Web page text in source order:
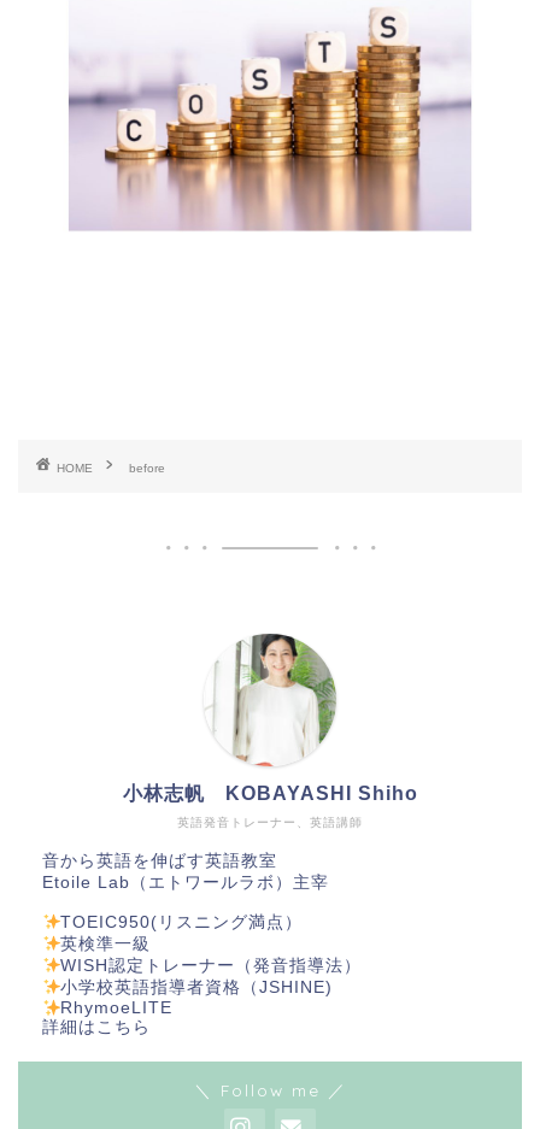
HOME before
英語発音トレーナー、英語講師
小林志帆 KOBAYASHI Shiho
音から英語を伸ばす英語教室
Etoile Lab（エトワールラボ）主宰
TOEIC950(リスニング満点）
英検準一級
WISH認定トレーナー（発音指導法）
小学校英語指導者資格（JSHINE)
RhymoeLITE
詳細は こちら
＼ Follow me ／